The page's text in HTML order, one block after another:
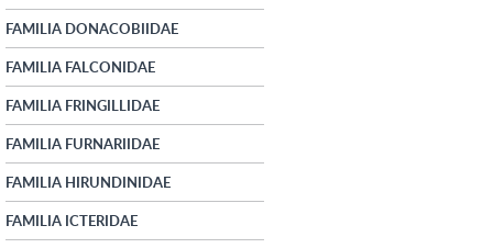
FAMILIA DONACOBIIDAE
FAMILIA FALCONIDAE
FAMILIA FRINGILLIDAE
FAMILIA FURNARIIDAE
FAMILIA HIRUNDINIDAE
FAMILIA ICTERIDAE